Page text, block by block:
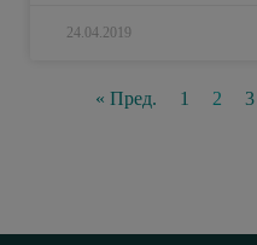
24.04.2019
« Пред. 1 2 3